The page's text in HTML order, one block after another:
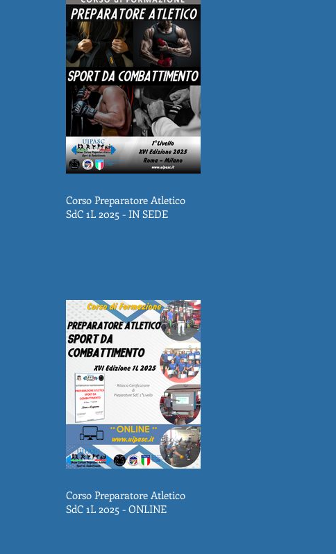
Corso Preparatore Atletico
SdC 1L 2025 - IN SEDE
Corso Preparatore Atletico
SdC 1L 2025 - ONLINE